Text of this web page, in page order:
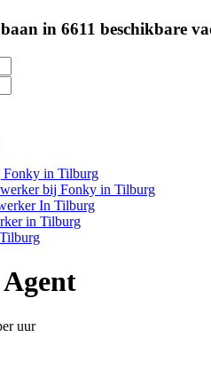
in 6611 beschikbare
Fonky in Tilburg
bij Fonky in Tilburg
In Tilburg
in Tilburg
uur